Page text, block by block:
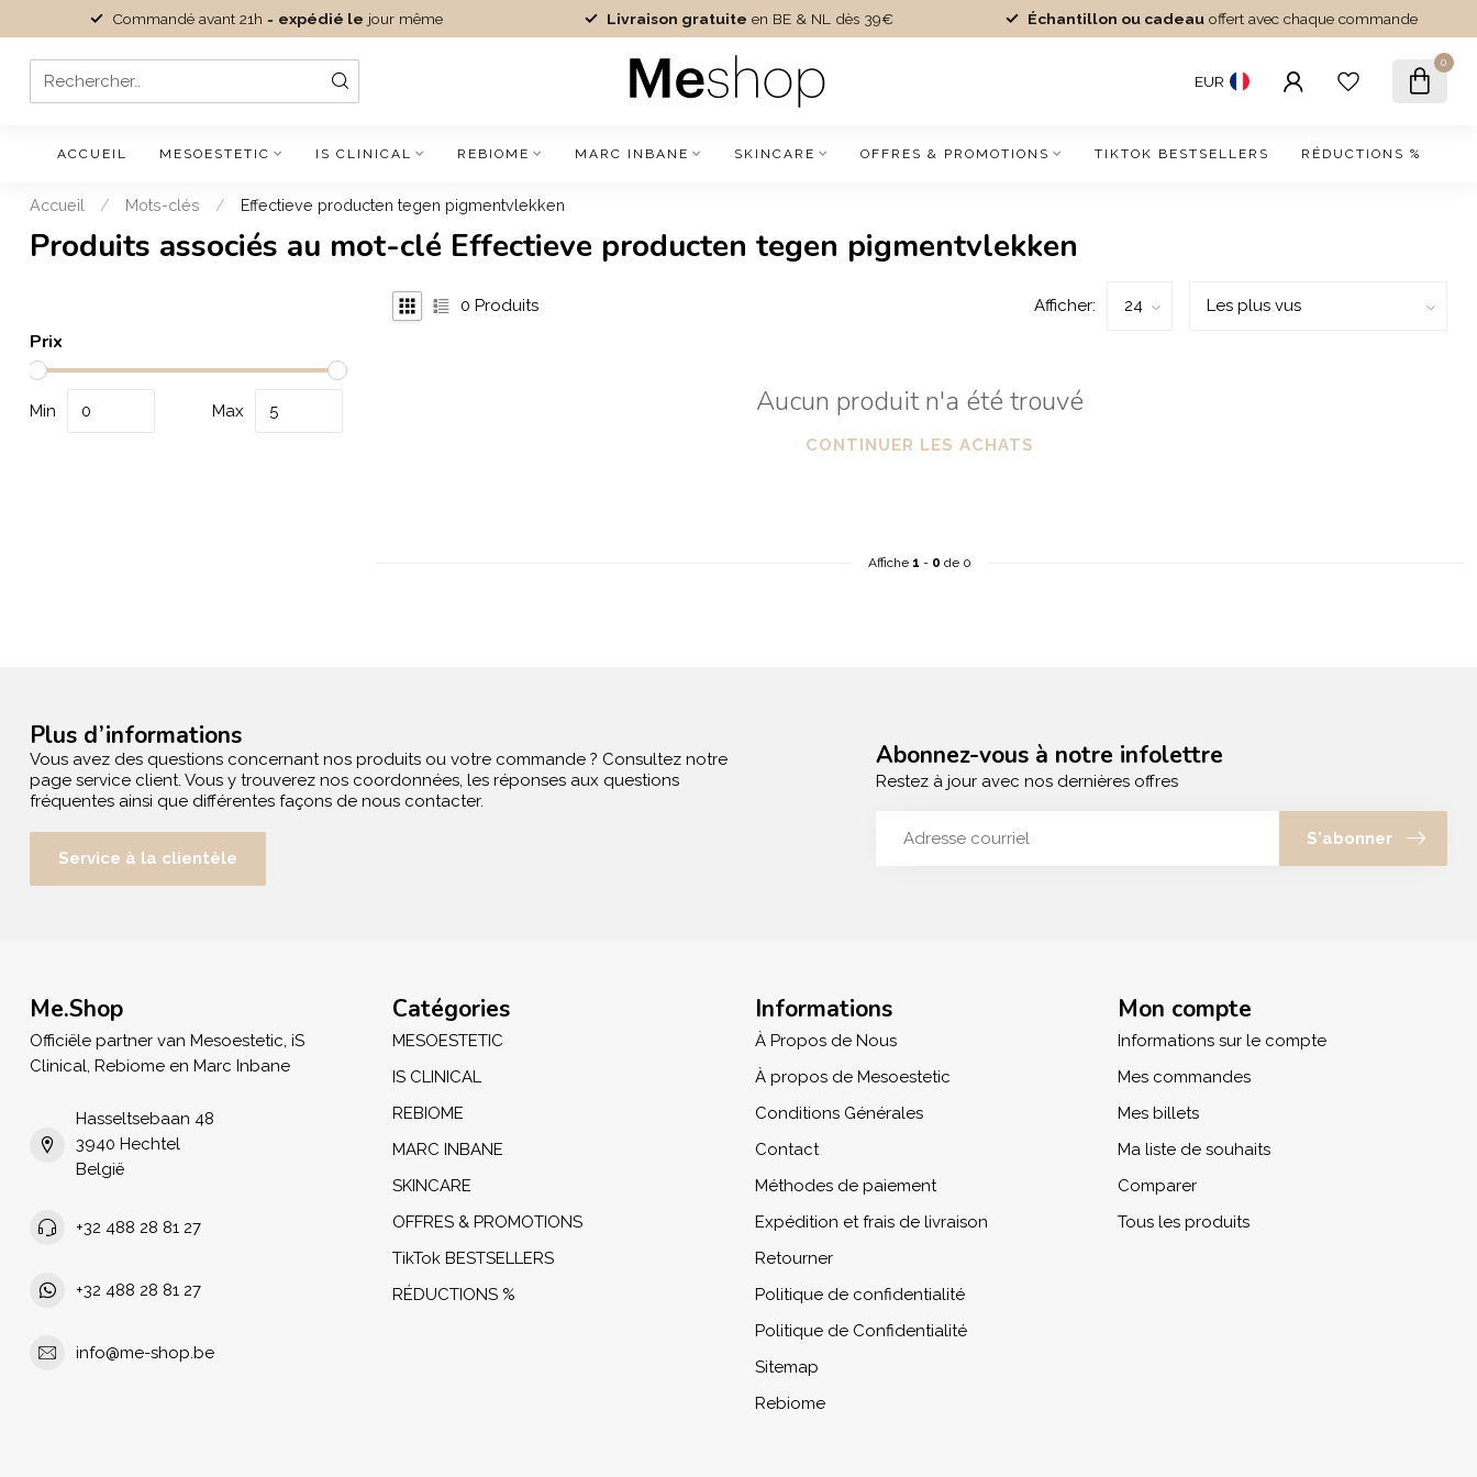
Commandé avant 21h = expédié le jour même Livraison gratuite en BE & NL dès 39€ Échantillon ou cadeauoffert avec chaque commande
EUR
0
ACCUEIL MESOESTETIC IS CLINICAL REBIOME MARC INBANE SKINCARE OFFRES & PROMOTIONS TIKTOK BESTSELLERS RÉDUCTIONS %
Accueil / Mots-clés / Effectieve producten tegen pigmentvlekken
Produits associés au mot-clé Effectieve producten tegen pigmentvlekken
Prix
Min Max
0 Produits Afficher:
Aucun produit n'a été trouvé
CONTINUER LES ACHATS
Affiche 1 - 0 de 0
Plus d’informations
Vous avez des questions concernant nos produits ou votre commande ? Consultez notre
page service client. Vous y trouverez nos coordonnées, les réponses aux questions
fréquentes ainsi que différentes façons de nous contacter.
Service à la clientèle
Abonnez-vous à notre infolettre
Restez à jour avec nos dernières offres
S'abonner
Me.Shop
Officiële partner van Mesoestetic, iS
Clinical, Rebiome en Marc Inbane
Hasseltsebaan 48
3940 Hechtel
België
+32 488 28 81 27
+32 488 28 81 27
info@me-shop.be
Catégories
MESOESTETIC
IS CLINICAL
REBIOME
MARC INBANE
SKINCARE
OFFRES & PROMOTIONS
TikTok BESTSELLERS
RÉDUCTIONS %
Informations
À Propos de Nous
À propos de Mesoestetic
Conditions Générales
Contact
Méthodes de paiement
Expédition et frais de livraison
Retourner
Politique de confidentialité
Politique de Confidentialité
Sitemap
Rebiome
Mon compte
Informations sur le compte
Mes commandes
Mes billets
Ma liste de souhaits
Comparer
Tous les produits